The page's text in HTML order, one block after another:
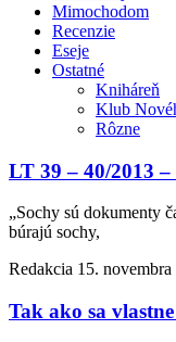
Mimochodom
Recenzie
Eseje
Ostatné
Kniháreň
Klub
Rôzne
LT 39 – 40/2013
„Sochy sú dokumenty
búrajú sochy,
Redakcia 15. novembra
Tak ako sa